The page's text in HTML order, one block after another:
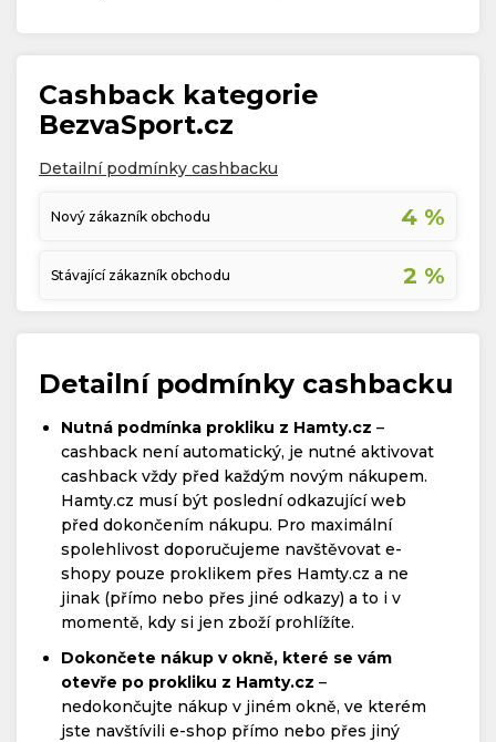
Cashback kategorie
BezvaSport.cz
Detailní podmínky cashbacku
Nový zákazník obchodu 4 %
Stávající zákazník obchodu 2 %
Detailní podmínky cashbacku
Nutná podmínka prokliku z Hamty.cz –
cashback není automatický, je nutné aktivovat
cashback vždy před každým novým nákupem.
Hamty.cz musí být poslední odkazující web
před dokončením nákupu. Pro maximální
spolehlivost doporučujeme navštěvovat e-
shopy pouze proklikem přes Hamty.cz a ne
jinak (přímo nebo přes jiné odkazy) a to i v
momentě, kdy si jen zboží prohlížíte.
Dokončete nákup v okně, které se vám
otevře po prokliku z Hamty.cz –
nedokončujte nákup v jiném okně, ve kterém
jste navštívili e-shop přímo nebo přes jiný